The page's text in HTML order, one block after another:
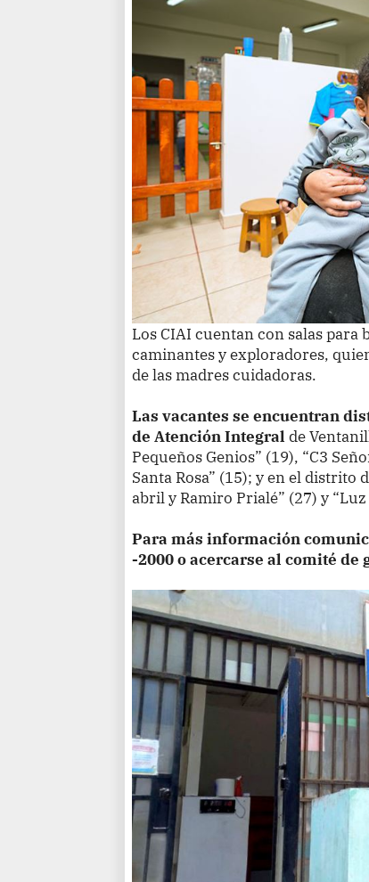
Los CIAI cuentan con salas para
caminantes y exploradores,
de las madres cuidadoras.
Las vacantes se encuentran
de Atención Integralde
Pequeños Genios” (19), “C3
Santa Rosa” (15); y en el distrito
abril y Ramiro Prialé” (27) y
Para más información
-2000 o acercarse al comité